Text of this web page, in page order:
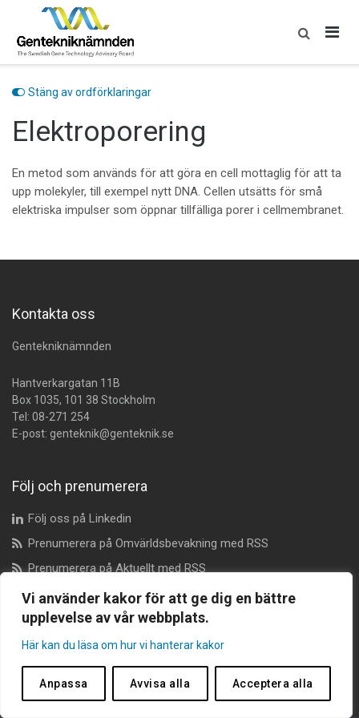
Vi använder kakor för att ge dig en bättre
upplevelse av vår webbplats.
Här kan du läsa om hur vi hanterar kakor
Anpassa Avvisa alla Acceptera alla
content
Stäng av ordförklaringar
Elektroporering
En metod som används för att göra en cell mottaglig för att ta
upp molekyler, till exempel nytt DNA. Cellen utsätts för små
elektriska impulser som öppnar tillfälliga porer i cellmembranet.
Kontakta oss
Gentekniknämnden
Hantverkargatan 11B
Box 1035, 101 38 Stockholm
Tel: 08-271 254
E-post: genteknik@genteknik.se
Följ och prenumerera
Följ oss på Linkedin
Prenumerera på Omvärldsbevakning med RSS
Prenumerera på Aktuellt med RSS
Dataskyddsombud